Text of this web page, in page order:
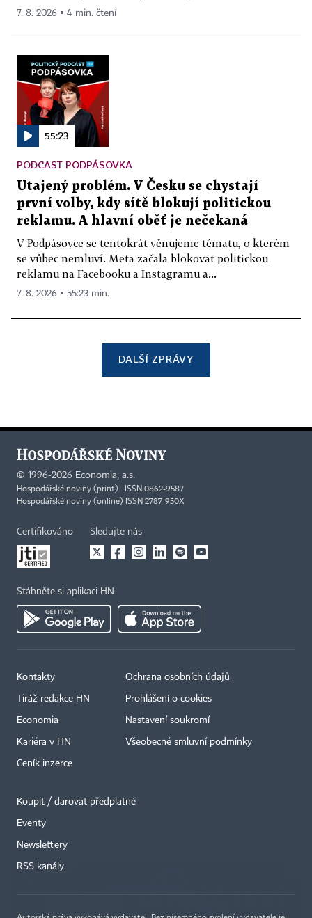
7. 8. 2026 ▪ 4 min. čtení
55:23
PODCAST PODPÁSOVKA
Utajený problém. V Česku se chystají
první volby, kdy sítě blokují politickou
reklamu. A hlavní oběť je nečekaná
V Podpásovce se tentokrát věnujeme tématu, o kterém
se vůbec nemluví. Meta začala blokovat politickou
reklamu na Facebooku a Instagramu a...
7. 8. 2026 ▪ 55:23 min.
DALŠÍ ZPRÁVY
© 1996-2026 Economia, a.s.
Hospodářské noviny (print) ISSN 0862-9587
Hospodářské noviny (online) ISSN 2787-950X
Certifikováno Sledujte nás
Stáhněte si aplikaci HN
Kontakty
Tiráž redakce HN
Economia
Kariéra v HN
Ceník inzerce
Ochrana osobních údajů
Prohlášení o cookies
Nastavení soukromí
Všeobecné smluvní podmínky
Koupit / darovat předplatné
Eventy
Newslettery
RSS kanály